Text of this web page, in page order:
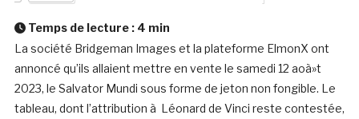
Temps de lecture : 4 min
La société Bridgeman Images et la plateforme ElmonX ont
annoncé qu’ils allaient mettre en vente le samedi 12 aoà»t
2023, le Salvator Mundi sous forme de jeton non fongible. Le
tableau, dont l’attribution à Léonard de Vinci reste contestée,